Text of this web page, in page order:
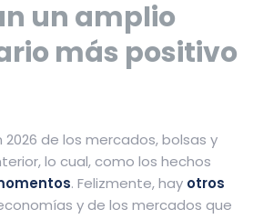
un amplio
más positivo
de los mercados, bolsas y
lo cual, como los hechos
. Felizmente, hay otros
y de los mercados que